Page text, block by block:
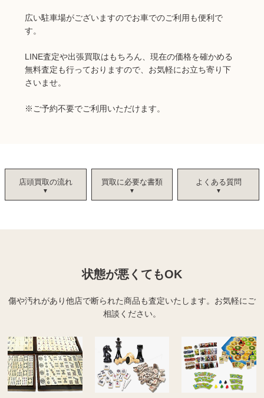
広い駐車場がございますのでお車でのご利用も便利で
す。
LINE査定や出張買取はもちろん、現在の価格を確かめる
無料査定も行っておりますので、お気軽にお立ち寄り下
さいませ。
※ ご予約不要でご利用いただけます。
店頭買取の流れ 買取に必要な書類 よくある質問
状態が悪くてもOK
傷や汚れがあり他店で断られた商品も査定いたします。 お気軽にご
相談ください。